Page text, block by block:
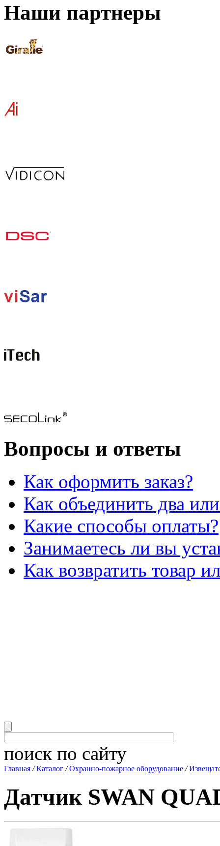
Наши партнеры
Вопросы и ответы
Как оформить заказ?
Как объединить два
Какие способы оплаты?
Занимаетесь ли вы
Как возвратить товар
поиск по сайту
Главная /Каталог /Охранно-пожарное оборудование /
Датчик SWAN